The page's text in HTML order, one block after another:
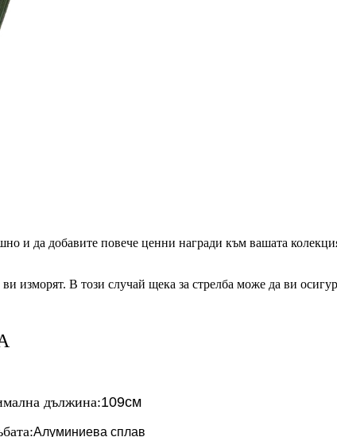
и да добавите повече ценни награди към вашата
изморят. В този случай щека за стрелба може да ви
дължина:109см
Алуминиева сплав